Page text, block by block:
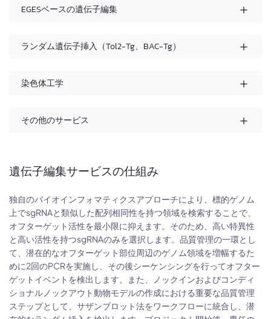
EGESベースの遺伝子編集
ランダム遺伝子挿入（Tol2-Tg、BAC-Tg）
染色体工学
その他のサービス
遺伝子編集サービスの仕組み
独自のバイオインフォマティクスアプローチにより、標的ゲノム
上でsgRNAと類似した配列相同性を持つ領域を検索することで、
オフターゲット活性を最小限に抑えます。そのため、高い特異性
と高い活性を持つsgRNAのみを選択します。品質管理の一環とし
て、潜在的なオフターゲット部位周辺のゲノム領域を増幅するた
めに2回のPCRを実施し、その後シーケンシングを行ってオフター
ゲットイベントを検出します。また、ノックインおよびコンディ
ショナルノックアウト動物モデルの作成における重要な品質管理
ステップとして、サザンブロット法をワークフローに統合し、潜